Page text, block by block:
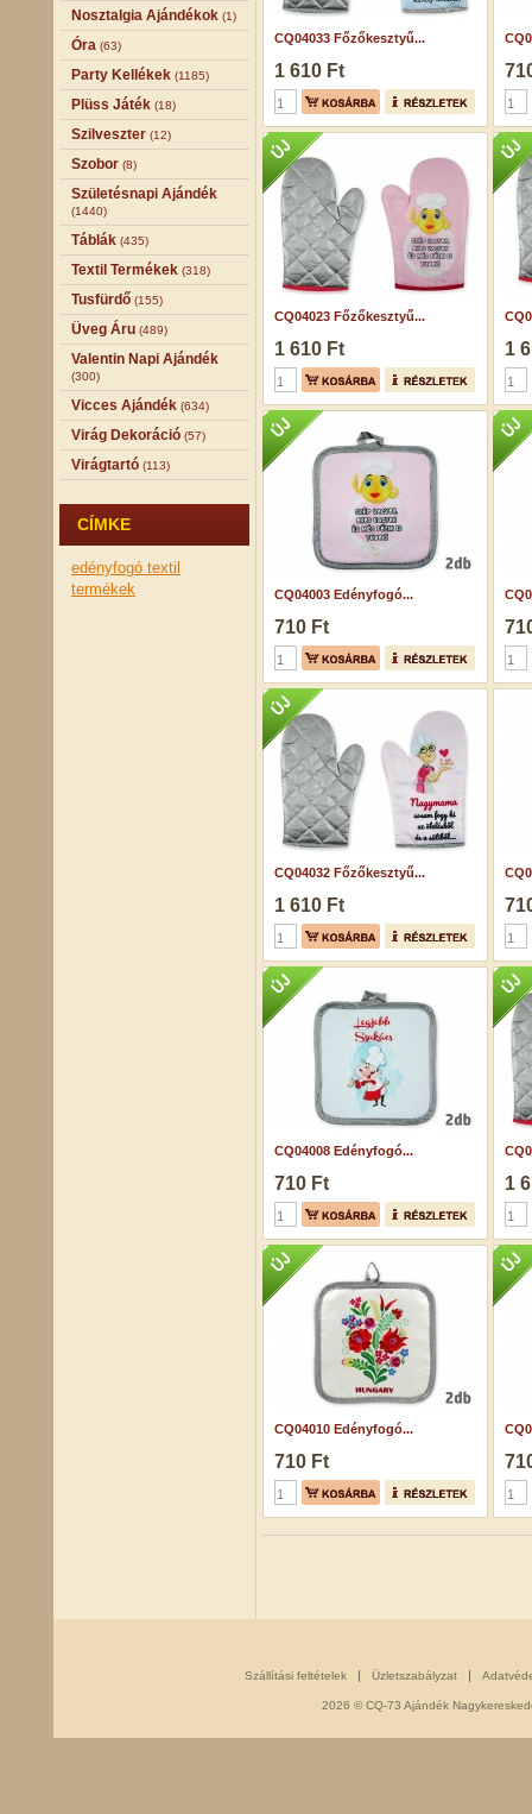
Nosztalgia Ajándékok (1)
Óra (63)
Party Kellékek (1185)
Plüss Játék (18)
Szilveszter (12)
Szobor (8)
Születésnapi Ajándék
(1440)
Táblák (435)
Textil Termékek (318)
Tusfürdő (155)
Üveg Áru (489)
Valentin Napi Ajándék
(300)
Vicces Ajándék (634)
Virág Dekoráció (57)
Virágtartó (113)
CÍMKE
edényfogó textil
termékek
CQ04033 Főzőkesztyű...
1 610 Ft
CQ04023 Főzőkesztyű...
1 610 Ft 1
CQ04003 Edényfogó...
710 Ft
CQ04032 Főzőkesztyű...
1 610 Ft
CQ04008 Edényfogó...
710 Ft 1
CQ04010 Edényfogó...
710 Ft
Szállítási feltételek Üzletszabályzat
2026 © CQ-73 Ajándék